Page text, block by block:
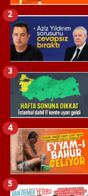
2
3
4
5